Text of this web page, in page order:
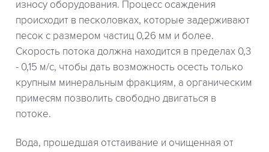
износу оборудования. Процесс осаждения
происходит в песколовках, которые задерживают
песок с размером частиц 0,26 мм и более.
Скорость потока должна находится в пределах 0,3
- 0,15 м/с, чтобы дать возможность осесть только
крупным минеральным фракциям, а органическим
примесям позволить свободно двигаться в
потоке.
Вода, прошедшая отстаивание и очищенная от